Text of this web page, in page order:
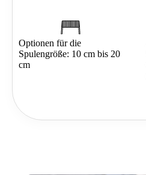
Optionen für die
Spulengröße: 10 cm bis 20
cm